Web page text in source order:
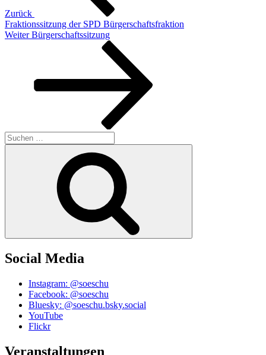
Zurück
Fraktionssitzung der SPD Bürgerschaftsfraktion
Nächster
Weiter Bürgerschaftssitzung
Suchen
nach:
Social Media
Instagram: @soeschu
Facebook: @soeschu
Bluesky: @soeschu.bsky.social
YouTube
Flickr
Veranstaltungen